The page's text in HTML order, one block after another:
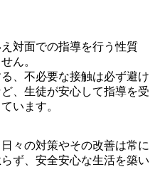
対面での指導を行う性質
ん。
、不必要な接触は必ず避け
、生徒が安心して指導を受
います。
々の対策やその改善は常に
ず、安全安心な生活を築い